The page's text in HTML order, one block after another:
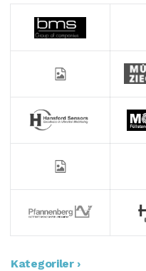
Kategoriler ›